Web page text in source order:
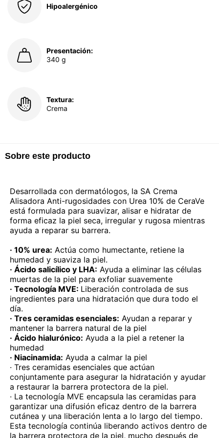
Hipoalergénico
Presentación:
340 g
Textura:
Crema
Sobre este producto
Desarrollada con dermatólogos, la SA Crema
Alisadora Anti-rugosidades con Urea 10% de CeraVe
está formulada para suavizar, alisar e hidratar de
forma eficaz la piel seca, irregular y rugosa mientras
ayuda a reparar su barrera.
· 10% urea: Actúa como humectante, retiene la
humedad y suaviza la piel.
· Ácido salicílico y LHA: Ayuda a eliminar las células
muertas de la piel para exfoliar suavemente
· Tecnología MVE: Liberación controlada de sus
ingredientes para una hidratación que dura todo el
día.
· Tres ceramidas esenciales: Ayudan a reparar y
mantener la barrera natural de la piel
· Ácido hialurónico: Ayuda a la piel a retener la
humedad
· Niacinamida: Ayuda a calmar la piel
· Tres ceramidas esenciales que actúan
conjuntamente para asegurar la hidratación y ayudar
a restaurar la barrera protectora de la piel.
· La tecnología MVE encapsula las ceramidas para
garantizar una difusión eficaz dentro de la barrera
cutánea y una liberación lenta a lo largo del tiempo.
Esta tecnología continúa liberando activos dentro de
la barrera protectora de la piel, mucho después de